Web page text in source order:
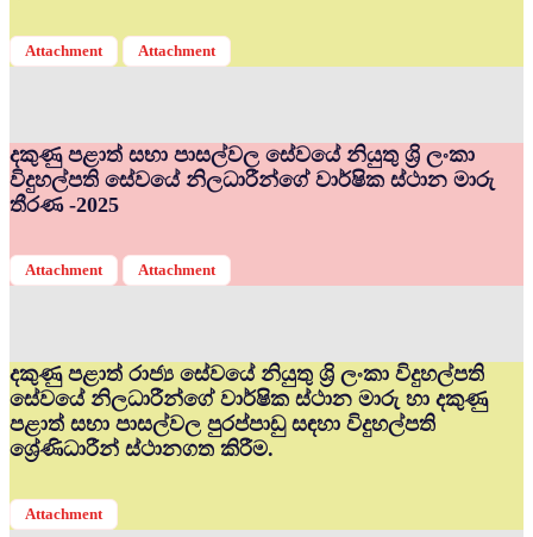
Attachment Attachment
දකුණු පළාත් සභා පාසල්වල සේවයේ නියුතු ශ්‍රි ලංකා
විදුහල්පති සේවයේ නිලධාරීන්ගේ වාර්ෂික ස්ථාන මාරු
තීරණ -2025
Attachment Attachment
දකුණු පළාත් රාජ්‍ය සේවයේ නියුතු ශ්‍රි ලංකා විදුහල්පති
සේවයේ නිලධාරීන්ගේ වාර්ෂික ස්ථාන මාරු හා දකුණු
පළාත් සභා පාසල්වල පුරප්පාඩු සඳහා විදුහල්පති
ශ්‍රේණිධාරීන් ස්ථානගත කිරීම.
Attachment